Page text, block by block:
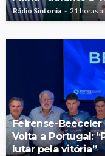
Rádio Sintonia 21 horas
Feirense-
Volta a Portugal:
lutar pela vitória”